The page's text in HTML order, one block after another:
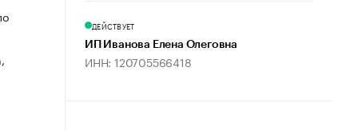
ДЕЙСТВУЕТ
ИП Иванова Елена Олеговна
ИНН: 120705566418